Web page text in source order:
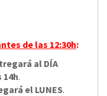
de las 12:30h:
al DÍA
14h.
el LUNES.